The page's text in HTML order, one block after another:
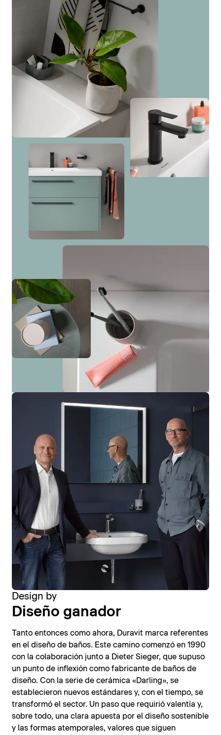
Design by
Diseño ganador
Tanto entonces como ahora, Duravit marca referentes
en el diseño de baños. Este camino comenzó en 1990
con la colaboración junto a Dieter Sieger, que supuso
un punto de inflexión como fabricante de baños de
diseño. Con la serie de cerámica «Darling», se
establecieron nuevos estándares y, con el tiempo, se
transformó el sector. Un paso que requirió valentía y,
sobre todo, una clara apuesta por el diseño sostenible
y las formas atemporales, valores que siguen